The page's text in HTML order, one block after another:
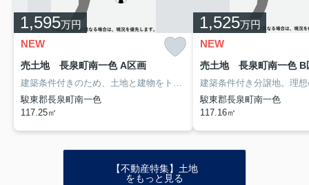
1,595万円
NEW
売土地 長泉町南一色 A区画
建築条件付きのため、土地と建物をトータルでご提案します。
敷地の
駿東郡長泉町南一色
117.25㎡
1,525万円
NEW
売土地 長泉町南一色 B
駿東郡長泉町南一色
117.16㎡
【不動産特集】土地
をもっと見る